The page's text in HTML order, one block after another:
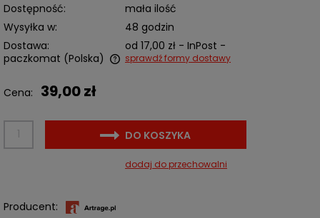
Dostępność:
mała ilość
Wysyłka w:
48 godzin
Dostawa:
od 17,00 zł - InPost -
paczkomat (Polska) sprawdź formy dostawy
Cena: 39,00 zł
DO KOSZYKA
dodaj do przechowalni
Producent: